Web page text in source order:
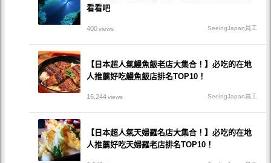
看看吧
400views SeeingJapan員工
【日本超人氣鰻魚飯老店大集合！】必吃的在地
人推薦好吃鰻魚飯店排名TOP10！
16,244views SeeingJapan員工
【日本超人氣天婦羅名店大集合！】必吃的在地
人推薦好吃天婦羅老店排名TOP10！